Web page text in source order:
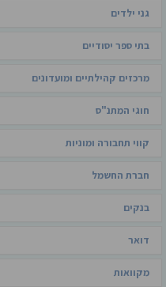
גני ילדים
בתי ספר יסודיים
מרכזים קהילתיים ומועדונים
חוגי המתנ"ס
קווי תחבורה ומוניות
חברת החשמל
בנקים
דואר
מקוואות